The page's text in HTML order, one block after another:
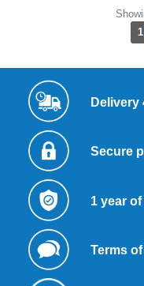
1
Delivery
Secure
1 year
Terms